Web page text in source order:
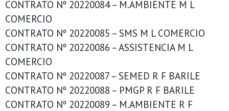
CONTRATO Nº 20220084 – M.AMBIENTE M L
COMERCIO
CONTRATO Nº 20220085 – SMS M L COMERCIO
CONTRATO Nº 20220086 – ASSISTENCIA M L
COMERCIO
CONTRATO Nº 20220087 – SEMED R F BARILE
CONTRATO Nº 20220088 – PMGP R F BARILE
CONTRATO Nº 20220089 – M.AMBIENTE R F